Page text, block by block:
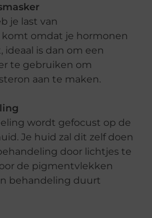
je last van
omdat je hormonen
ideaal is dan om een
te gebruiken om
aan te maken.
wordt gefocust op de
Je huid zal dit zelf doen
door lichtjes te
de pigmentvlekken
behandeling duurt